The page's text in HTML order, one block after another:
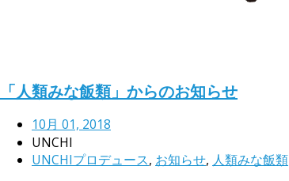
「人類みな飯類」からのお知らせ
10月 01, 2018
UNCHI
UNCHIプロデュース, お知らせ, 人類みな飯類